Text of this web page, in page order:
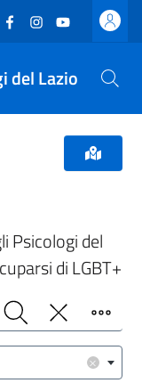
Facebook
(nuova scheda -
Instagram
(nuova scheda
YouTube
(nuova
del Lazio
Psicologi del
di LGBT+
Cerca PulisciFiltro
×